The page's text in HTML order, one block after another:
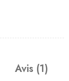
Avis (1)